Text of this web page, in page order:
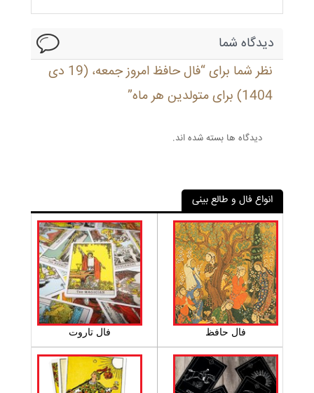
دیدگاه شما
نظر شما برای “فال حافظ امروز جمعه، (19 دی
1404) برای متولدین هر ماه”
دیدگاه ها بسته شده اند.
انواع فال و طالع بینی
فال حافظ فال تاروت